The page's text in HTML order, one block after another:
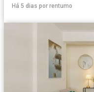
Há 5 dias por rentumo